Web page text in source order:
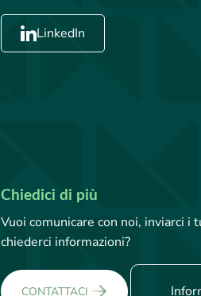
LinkedIn
Chiedici di più
Vuoi comunicare con noi, inviarci
chiederci informazioni?
CONTATTACI